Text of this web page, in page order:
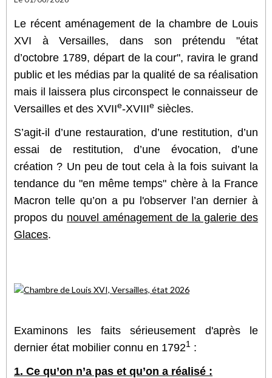
Le récent aménagement de la chambre de Louis
XVI à Versailles, dans son prétendu "état
d’octobre 1789, départ de la cour", ravira le grand
public et les médias par la qualité de sa réalisation
mais il laissera plus circonspect le connaisseur de
Versailles et des XVIIe-XVIIIe siècles.
S’agit-il d’une restauration, d’une restitution, d’un
essai de restitution, d’une évocation, d’une
création ? Un peu de tout cela à la fois suivant la
tendance du "en même temps" chère à la France
Macron telle qu’on a pu l'observer l’an dernier à
propos du nouvel aménagement de la galerie des
Glaces.
Examinons les faits sérieusement d'après le
dernier état mobilier connu en 17921 :
1. Ce qu’on n’a pas et qu’on a réalisé :